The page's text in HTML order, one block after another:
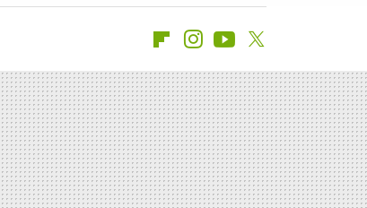
FlipboardInstagramYoutube